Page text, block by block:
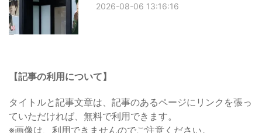
2026-08-06 13:16:16
【記事の利用について】
タイトルと記事文章は、記事のあるページにリンクを張っ
ていただければ、無料で利用できます。
※画像は、利用できませんのでご注意ください。